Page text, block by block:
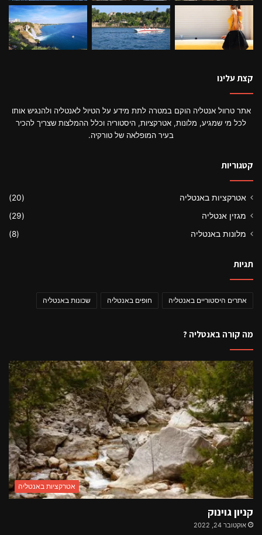
קצת עלינו
אתר טרוול אנטליה הוקם במטרה לתת מידע על הטיול לאנטליה ולהנגיש אותו
לכל מי שמגיע, מלונות, אטרקציות, היסטוריה וכלל ההמלצות שצריך להכיר
בעיר המופלאה של טורקיה.
קטגוריות
אטרקציות באנטליה
(20)
מגזין אנטליה
(29)
מלונות באנטליה
(8)
תגיות
אתרים היסטוריים באנטליה חופים באנטליה שכונות באנטליה
מה קורה באנטליה ?
אטרקציות באנטליה
קניון גוינוק
אוקטובר 24, 2022